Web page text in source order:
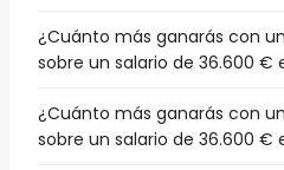
¿Cuánto más ganarás con
sobre un salario de 36.600 €
¿Cuánto más ganarás con
sobre un salario de 36.600 €